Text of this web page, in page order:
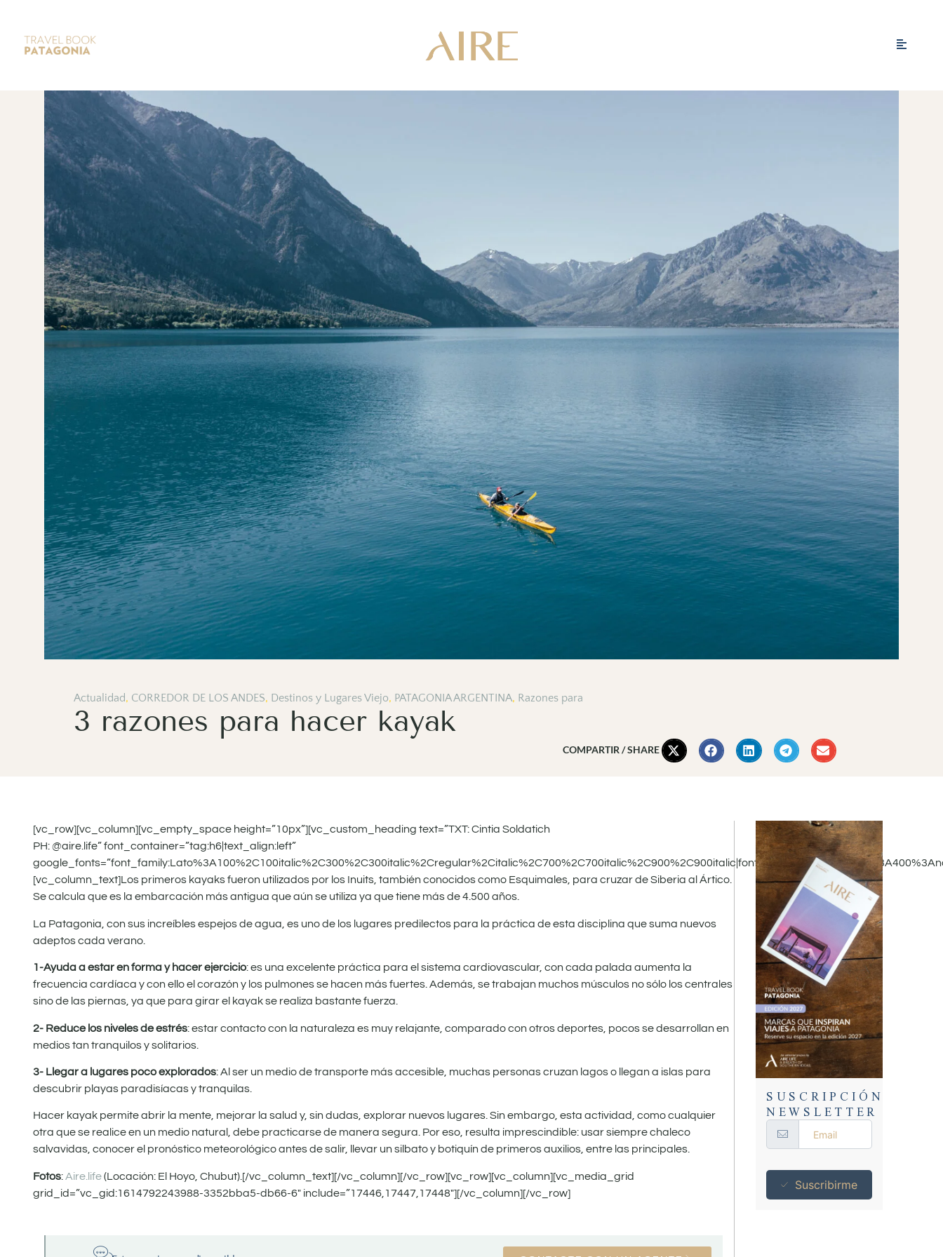
Actualidad, CORREDOR DE LOS ANDES, Destinos y Lugares Viejo, PATAGONIA ARGENTINA, Razones para
3 razones para hacer kayak
COMPARTIR / SHARE
[vc_row][vc_column][vc_empty_space height=”10px”][vc_custom_heading text=”TXT: Cintia Soldatich
PH: @aire.life” font_container=”tag:h6|text_align:left”
[vc_column_text]Los primeros kayaks fueron utilizados por los Inuits, también conocidos como Esquimales, para cruzar de Siberia al Ártico.
Se calcula que es la embarcación más antigua que aún se utiliza ya que tiene más de 4.500 años.
La Patagonia, con sus increíbles espejos de agua, es uno de los lugares predilectos para la práctica de esta disciplina que suma nuevos
adeptos cada verano.
1-Ayuda a estar en forma y hacer ejercicio: es una excelente práctica para el sistema cardiovascular, con cada palada aumenta la
frecuencia cardíaca y con ello el corazón y los pulmones se hacen más fuertes. Además, se trabajan muchos músculos no sólo los centrales
sino de las piernas, ya que para girar el kayak se realiza bastante fuerza.
2- Reduce los niveles de estrés: estar contacto con la naturaleza es muy relajante, comparado con otros deportes, pocos se desarrollan en
medios tan tranquilos y solitarios.
3- Llegar a lugares poco explorados: Al ser un medio de transporte más accesible, muchas personas cruzan lagos o llegan a islas para
descubrir playas paradisíacas y tranquilas.
Hacer kayak permite abrir la mente, mejorar la salud y, sin dudas, explorar nuevos lugares. Sin embargo, esta actividad, como cualquier
otra que se realice en un medio natural, debe practicarse de manera segura. Por eso, resulta imprescindible: usar siempre chaleco
salvavidas, conocer el pronóstico meteorológico antes de salir, llevar un silbato y botiquín de primeros auxilios, entre las principales.
Fotos:Aire.life(Locación: El Hoyo, Chubut).[/vc_column_text][/vc_column][/vc_row][vc_row][vc_column][vc_media_grid
grid_id=”vc_gid:1614792243988-3352bba5-db66-6″ include=”17446,17447,17448″][/vc_column][/vc_row]
SUSCRIPCIÓN
NEWSLETTER
Suscribirme